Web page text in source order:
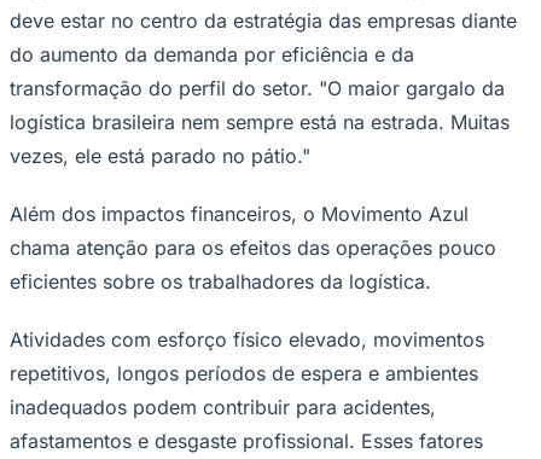
Goiás
deve estar no centro da estratégia das empresas diante
do aumento da demanda por eficiência e da
transformação do perfil do setor. "O maior gargalo da
logística brasileira nem sempre está na estrada. Muitas
vezes, ele está parado no pátio."
Além dos impactos financeiros, o Movimento Azul
chama atenção para os efeitos das operações pouco
eficientes sobre os trabalhadores da logística.
Atividades com esforço físico elevado, movimentos
repetitivos, longos períodos de espera e ambientes
inadequados podem contribuir para acidentes,
afastamentos e desgaste profissional. Esses fatores